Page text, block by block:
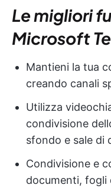
Le migliori
Microsoft
Mantieni la tua
creando canali
Utilizza
condivisione
sfondo e sale di
Condivisione e
documenti, fogli